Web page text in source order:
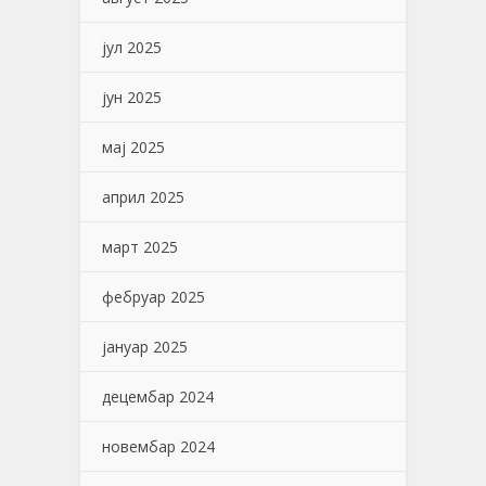
јул 2025
јун 2025
мај 2025
април 2025
март 2025
фебруар 2025
јануар 2025
децембар 2024
новембар 2024